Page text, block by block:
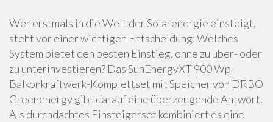
Wer erstmals in die Welt der Solarenergie einsteigt,
steht vor einer wichtigen Entscheidung: Welches
System bietet den besten Einstieg, ohne zu über- oder
zu unterinvestieren? Das SunEnergyXT 900 Wp
Balkonkraftwerk-Komplettset mit Speicher von DRBO
Greenenergy gibt darauf eine überzeugende Antwort.
Als durchdachtes Einsteigerset kombiniert es eine